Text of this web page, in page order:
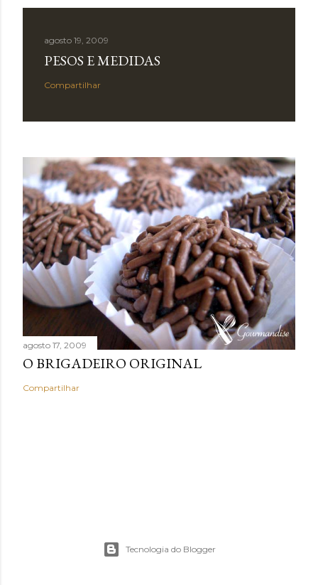
agosto 19, 2009
PESOS E MEDIDAS
Compartilhar
agosto 17, 2009
O BRIGADEIRO ORIGINAL
Compartilhar
Tecnologia do Blogger